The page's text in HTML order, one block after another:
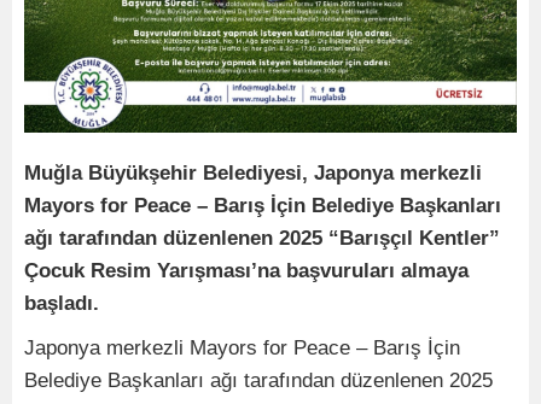
Muğla Büyükşehir Belediyesi, Japonya merkezli
Mayors for Peace – Barış İçin Belediye Başkanları
ağı tarafından düzenlenen 2025 “Barışçıl Kentler”
Çocuk Resim Yarışması’na başvuruları almaya
başladı.
Japonya merkezli Mayors for Peace – Barış İçin
Belediye Başkanları ağı tarafından düzenlenen 2025